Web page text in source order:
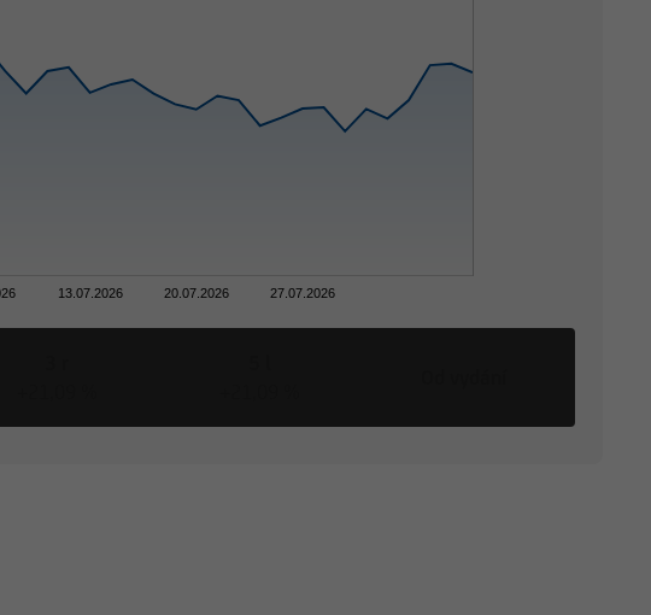
13.07.2026 20.07.2026 27.07.2026